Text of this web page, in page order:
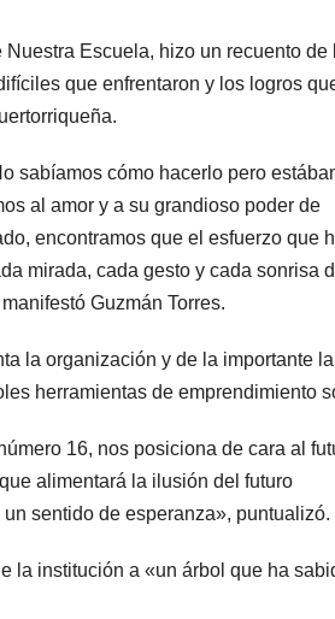
Escuela, hizo un recuento de
que enfrentaron y los logros
sabíamos cómo hacerlo pero
al amor y a su grandioso poder de
encontramos que el esfuerzo que
mirada, cada gesto y cada sonrisa
Guzmán Torres.
la organización y de la importante
herramientas de emprendimiento
16, nos posiciona de cara al
alimentará la ilusión del futuro
sentido de esperanza», puntualizó.
la institución a «un árbol que ha